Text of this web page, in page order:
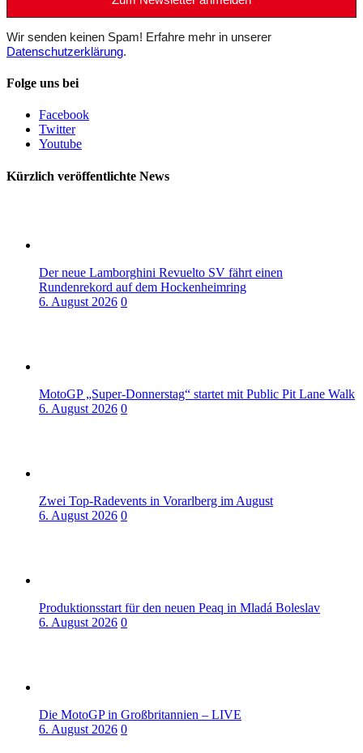
Wir senden keinen Spam! Erfahre mehr in unserer
Datenschutzerklärung.
Folge uns bei
Facebook
Twitter
Youtube
Kürzlich veröffentlichte News
Der neue Lamborghini Revuelto SV fährt einen
Rundenrekord auf dem Hockenheimring
6. August 2026 0
MotoGP „Super-Donnerstag“ startet mit Public Pit Lane Walk
6. August 2026 0
Zwei Top-Radevents in Vorarlberg im August
6. August 2026 0
Produktionsstart für den neuen Peaq in Mladá Boleslav
6. August 2026 0
Die MotoGP in Großbritannien – LIVE
6. August 2026 0